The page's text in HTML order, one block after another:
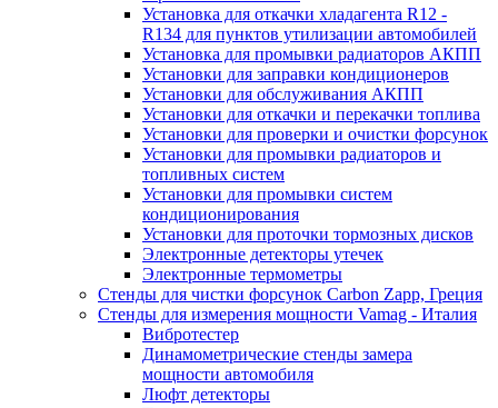
Установка для откачки хладагента R12 -
R134 для пунктов утилизации автомобилей
Установка для промывки радиаторов АКПП
Установки для заправки кондиционеров
Установки для обслуживания АКПП
Установки для откачки и перекачки топлива
Установки для проверки и очистки форсунок
Установки для промывки радиаторов и
топливных систем
Установки для промывки систем
кондиционирования
Установки для проточки тормозных дисков
Электронные детекторы утечек
Электронные термометры
Стенды для чистки форсунок Carbon Zapp, Греция
Стенды для измерения мощности Vamag - Италия
Вибротестер
Динамометрические стенды замера
мощности автомобиля
Люфт детекторы